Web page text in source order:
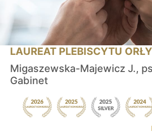
LAUREAT PLEBISCYTU ORŁY
Migaszewska-Majewicz J.,
Gabinet